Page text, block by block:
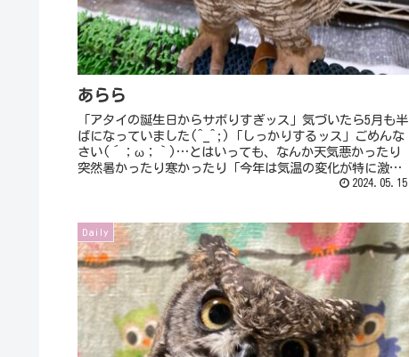
あらら
「アタイの誕生日からサボりすぎッス」気づいたら5月も半
ばになっていました(^_^;)「しっかりするッス」ごめんな
さい(´；ω；｀)…とはいっても、なんか天気悪かったり
突然暑かったり寒かったり「今年は気温の変化が特に激し
2024.05.15
Daily